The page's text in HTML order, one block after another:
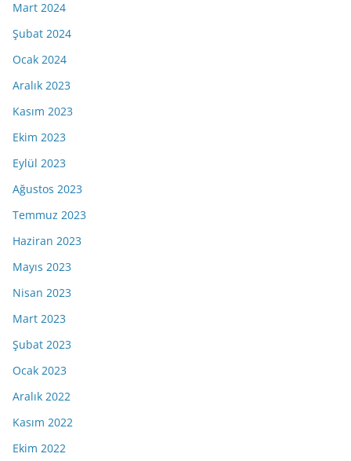
Mart 2024
Şubat 2024
Ocak 2024
Aralık 2023
Kasım 2023
Ekim 2023
Eylül 2023
Ağustos 2023
Temmuz 2023
Haziran 2023
Mayıs 2023
Nisan 2023
Mart 2023
Şubat 2023
Ocak 2023
Aralık 2022
Kasım 2022
Ekim 2022